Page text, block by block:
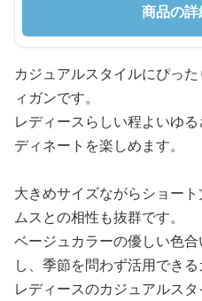
商品の
カジュアルスタイルにぴっ
ィガンです。
レディースらしい程よいゆ
ディネートを楽しめます。
大きめサイズながらショー
ムスとの相性も抜群です。
ベージュカラーの優しい色
し、季節を問わず活用できる
レディースのカジュアルス